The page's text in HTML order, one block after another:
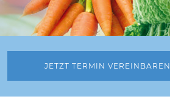
JETZT TERMIN VEREINBAREN